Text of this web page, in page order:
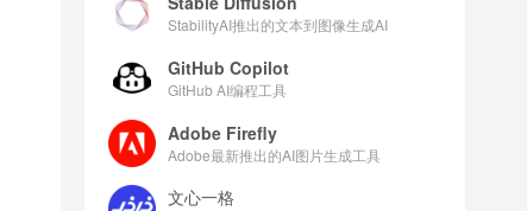
StabilityAI推出的文本到图像生成AI
GitHub Copilot
GitHub AI编程工具
Adobe Firefly
Adobe最新推出的AI图片生成工具
文心一格